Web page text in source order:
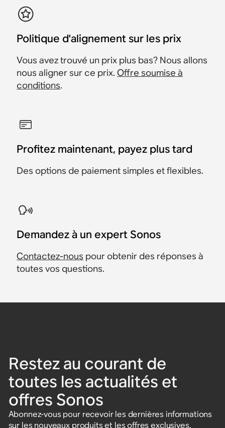
Politique d'alignement sur les prix
Vous avez trouvé un prix plus bas? Nous allons
nous aligner sur ce prix.Offre soumise à
conditions.
Profitez maintenant, payez plus tard
Des options de paiement simples et flexibles.
Demandez à un expert Sonos
Contactez-nous pour obtenir des réponses à
toutes vos questions.
Restez au courant de
toutes les actualités et
offres Sonos
Abonnez-vous pour recevoir les dernières informations
sur les nouveaux produits et les offres exclusives.